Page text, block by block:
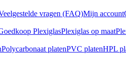
vragen (FAQ)Mijn account
PlexiglasPlexiglas op maat
Polycarbonaat platenPVC platenHPL